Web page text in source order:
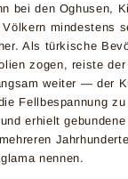
bei den Oghusen,
mindestens
Als türkische
zogen, reiste
weiter — der
Fellbespannung
erhielt
nennen.